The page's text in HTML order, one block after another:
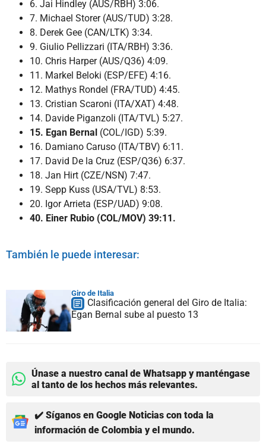
6. Jai Hindley (AUS/RBH) 3:06.
7. Michael Storer (AUS/TUD) 3:28.
8. Derek Gee (CAN/LTK) 3:34.
9. Giulio Pellizzari (ITA/RBH) 3:36.
10. Chris Harper (AUS/Q36) 4:09.
11. Markel Beloki (ESP/EFE) 4:16.
12. Mathys Rondel (FRA/TUD) 4:45.
13. Cristian Scaroni (ITA/XAT) 4:48.
14. Davide Piganzoli (ITA/TVL) 5:27.
15. Egan Bernal (COL/IGD) 5:39.
16. Damiano Caruso (ITA/TBV) 6:11.
17. David De la Cruz (ESP/Q36) 6:37.
18. Jan Hirt (CZE/NSN) 7:47.
19. Sepp Kuss (USA/TVL) 8:53.
20. Igor Arrieta (ESP/UAD) 9:08.
40. Einer Rubio (COL/MOV) 39:11.
También le puede interesar:
Giro de Italia
Clasificación general del Giro de Italia:
Egan Bernal sube al puesto 13
Únase a nuestro canal de Whatsapp y manténgase
al tanto de los hechos más relevantes.
✔️ Síganos en Google Noticias con toda la
información de Colombia y el mundo.